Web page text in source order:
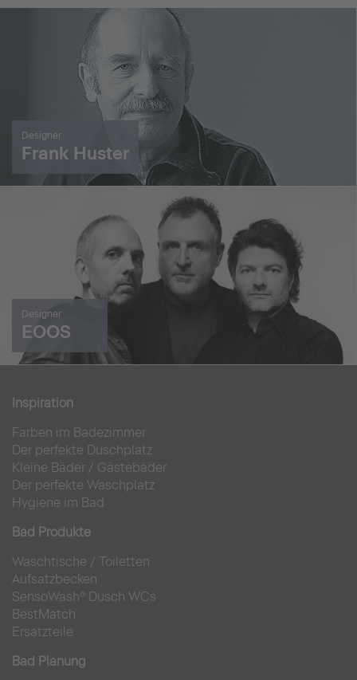
Designer
Frank Huster
Designer
EOOS
Inspiration
Farben im Badezimmer
Der perfekte Duschplatz
Kleine Bäder / Gästebäder
Der perfekte Waschplatz
Hygiene im Bad
Bad Produkte
Waschtische / Toiletten
Aufsatzbecken
SensoWash® Dusch WCs
BestMatch
Ersatzteile
Bad Planung